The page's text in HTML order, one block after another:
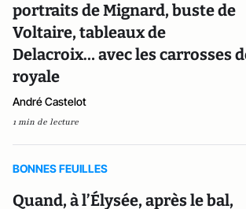
portraits de Mignard, buste de
Voltaire, tableaux de
Delacroix… avec les carrosses
royale
André Castelot
1 min de lecture
BONNES FEUILLES
Quand, à l’Élysée, après le bal,